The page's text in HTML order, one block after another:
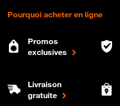
Pourquoi acheter en ligne
Promos
exclusives
Livraison
gratuite